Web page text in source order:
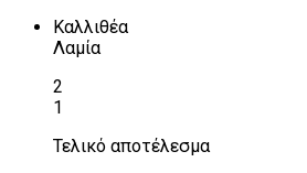
Καλλιθέα
Λαμία
2
1
Τελικό αποτέλεσμα